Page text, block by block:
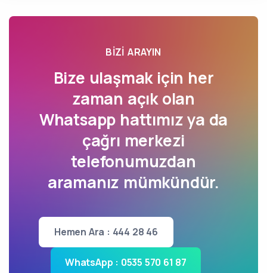
BIZI ARAYIN
Bize ulaşmak için her
zaman açık olan
Whatsapp hattımız ya da
çağrı merkezi
telefonumuzdan
aramanız mümkündür.
Hemen Ara : 444 28 46
WhatsApp : 0535 570 61 87